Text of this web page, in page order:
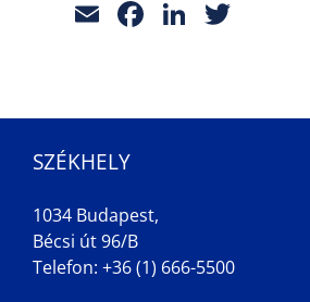
EmailFacebook
LinkedIn
SZÉKHELY
1034 Budapest,
Bécsi út 96/B
Telefon: +36 (1) 666-5500